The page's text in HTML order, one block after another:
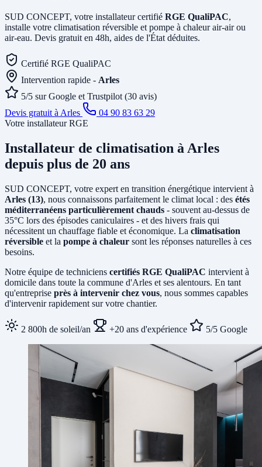
SUD CONCEPT, votre installateur certifié RGE QualiPAC,
installe votre climatisation réversible et pompe à chaleur air-air ou
air-eau. Devis gratuit en 48h, aides de l'État déduites.
Certifié RGE QualiPAC
Intervention rapide - Arles
5/5 sur Google et Trustpilot (30 avis)
Devis gratuit à Arles
04 90 83 63 29
Votre installateur RGE
Installateur de climatisation à Arles
depuis plus de 20 ans
SUD CONCEPT, votre expert en transition énergétique intervient à
Arles (13), nous connaissons parfaitement le climat local : des étés
méditerranéens particulièrement chauds - souvent au-dessus de
35°C lors des épisodes caniculaires - et des hivers frais qui
nécessitent un chauffage fiable et économique. La climatisation
réversible et la pompe à chaleur sont les réponses naturelles à ces
besoins.
Notre équipe de techniciens certifiés RGE QualiPAC intervient à
domicile dans toute la commune d'Arles et ses alentours. En tant
qu'entreprise près à intervenir chez vous, nous sommes capables
d'intervenir rapidement sur votre chantier.
2 800h de soleil/an +20 ans d'expérience 5/5 Google